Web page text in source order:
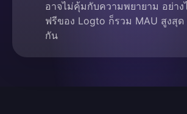
อาจไม่คุ้มกับความพยายาม อย่า
ฟรีของ Logto ก็รวม MAU สูงสุด
กัน